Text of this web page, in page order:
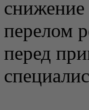
снижение
перелом
перед